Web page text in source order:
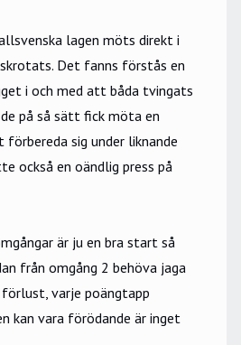
lagen möts direkt i
Det fanns förstås en
i och med att båda tvingats
på så sätt fick möta en
sig under liknande
också en oändlig press på
är ju en bra start så
från omgång 2 behöva jaga
varje poängtapp
kan vara förödande är inget